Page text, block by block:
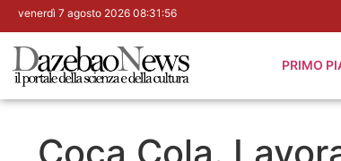
venerdì 7 agosto 2026 08:31:57
PRIMO
Coca Cola.